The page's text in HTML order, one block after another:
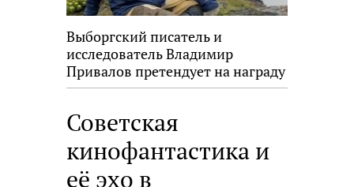
Выборгский писатель и
исследователь Владимир
Привалов претендует на награду
«Знание.Премия»
Советская
кинофантастика и
её эхо в